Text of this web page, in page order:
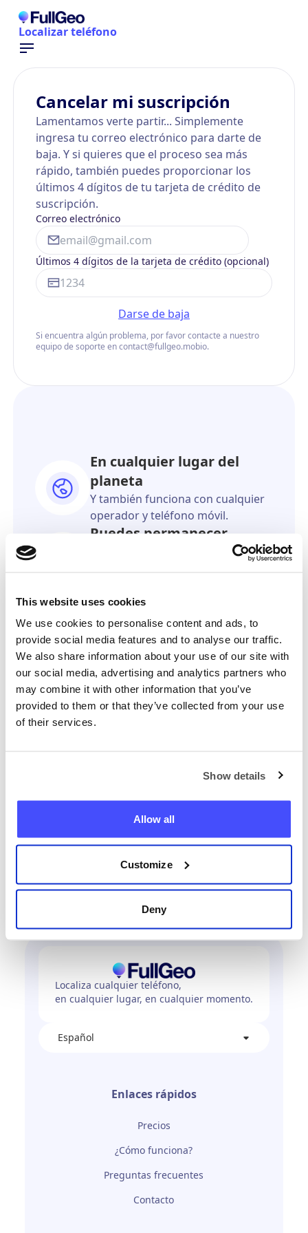
This website uses cookies
We use cookies to personalise content and ads, to
provide social media features and to analyse our traffic.
We also share information about your use of our site with
our social media, advertising and analytics partners who
may combine it with other information that you’ve
provided to them or that they’ve collected from your use
of their services.
Show details
Allow all
Customize
Deny
Localizar teléfono
En cualquier lugar del
planeta
Y también funciona con cualquier
operador y teléfono móvil.
Puedes permanecer
Tan preciso como el GPS
Le mostraremos la ubicación
exacta en un mapa en línea.
Cancelar mi suscripción
Lamentamos verte partir... Simplemente
ingresa tu correo electrónico para darte de
baja. Y si quieres que el proceso sea más
rápido, también puedes proporcionar los
últimos 4 dígitos de tu tarjeta de crédito de
suscripción.
Correo electrónico
Últimos 4 dígitos de la tarjeta de crédito (opcional)
Darse de baja
Si encuentra algún problema, por favor contacte a nuestro
equipo de soporte en contact@fullgeo.mobio.
Localizar teléfono
Localiza cualquier teléfono,
en cualquier lugar, en cualquier momento.
Español
Enlaces rápidos
Precios
¿Cómo funciona?
Preguntas frecuentes
Contacto